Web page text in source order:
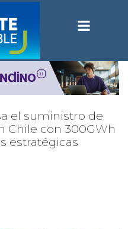
el suministro de
Chile con 300GWh
estratégicas